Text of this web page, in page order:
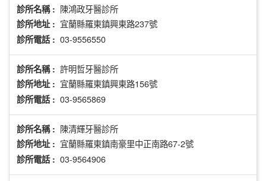
診所名稱 : 陳鴻政牙醫診所
診所地址 : 宜蘭縣羅東鎮興東路237號
診所電話 : 03-9556550
診所名稱 : 許明哲牙醫診所
診所地址 : 宜蘭縣羅東鎮興東路156號
診所電話 : 03-9565869
診所名稱 : 陳清輝牙醫診所
診所地址 : 宜蘭縣羅東鎮南豪里中正南路67-2號
診所電話 : 03-9564906